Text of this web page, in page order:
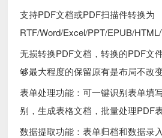
支持PDF文档或PDF扫描件转换为
RTF/Word/Excel/PPT/EPUB/
无损转换PDF文档，转换的PDF文
够最大程度的保留原有是布局不改
表单处理功能：可一键识别表单填
别，生成表格文档，批量处理PDF
数据提取功能：表单归档和数据录